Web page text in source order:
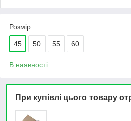
Розмір
45 50 55 60
В наявності
При купівлі цього товару